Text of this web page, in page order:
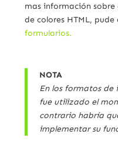
mas información
de colores HTML, pude
formularios.
NOTA
En los formatos de
fue utilizado el
contrario habría
implementar su